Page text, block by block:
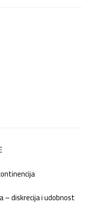
– diskrecija i udobnost